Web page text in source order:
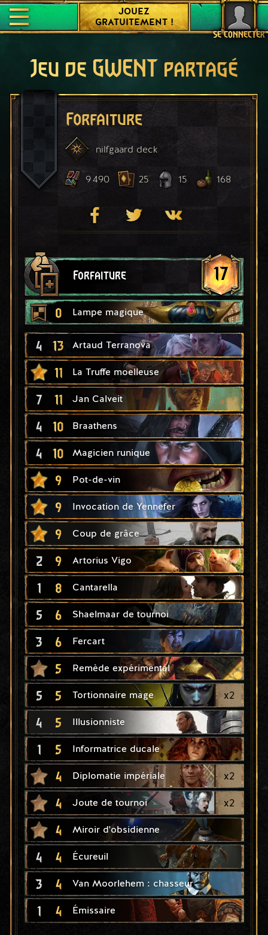
SE CONNECTER
JOUEZ
GRATUITEMENT !
Jeu de GWENT partagé
Forfaiture
nilfgaard deck
9 490 25 15 168
Forfaiture 17
0 Lampe magique
4 13 Artaud Terranova
11 La Truffe moelleuse
7 11 Jan Calveit
4 10 Braathens
4 10 Magicien runique
9 Pot-de-vin
9 Invocation de Yennefer
9 Coup de grâce
2 9 Artorius Vigo
1 8 Cantarella
5 6 Shaelmaar de tournoi
3 6 Fercart
5 Remède expérimental
5 5 Tortionnaire mage x2
4 5 Illusionniste
1 5 Informatrice ducale
4 Diplomatie impériale x2
4 Joute de tournoi x2
4 Miroir d'obsidienne
4 4 Écureuil
3 4 Van Moorlehem : chasseur
1 4 Émissaire